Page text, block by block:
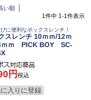
い順
1件中 1-1件表示
に便利なボックスレンチ！
スレンチ 10ｍｍ/12ｍ
ｍｍ PICK BOY SC-
税込
入りに登録